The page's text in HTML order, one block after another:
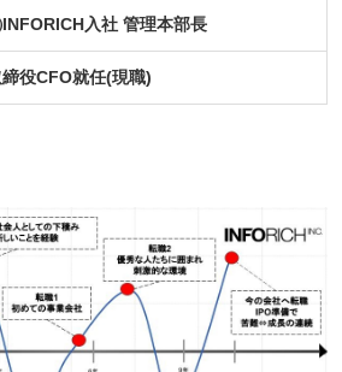
入社 管理本部長
役CFO就任(現職)